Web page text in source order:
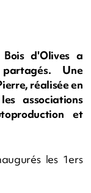
d'Olives a
Une
réalisée en
associations
et
les 1ers